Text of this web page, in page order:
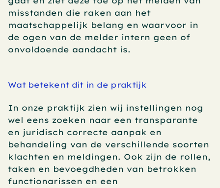
misstanden die raken aan het
maatschappelijk belang en waarvoor in
de ogen van de melder intern geen of
onvoldoende aandacht is.
Wat betekent dit in de praktijk
In onze praktijk zien wij instellingen nog
wel eens zoeken naar een transparante
en juridisch correcte aanpak en
behandeling van de verschillende soorten
klachten en meldingen. Ook zijn de rollen,
taken en bevoegdheden van betrokken
functionarissen en een